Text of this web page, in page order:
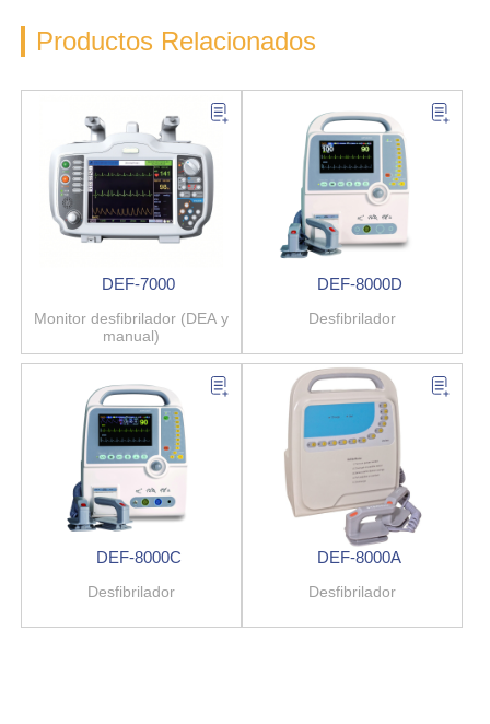
Productos Relacionados
DEF-7000
Monitor desfibrilador (DEA y
manual)
DEF-8000D
Desfibrilador
DEF-8000C
Desfibrilador
DEF-8000A
Desfibrilador